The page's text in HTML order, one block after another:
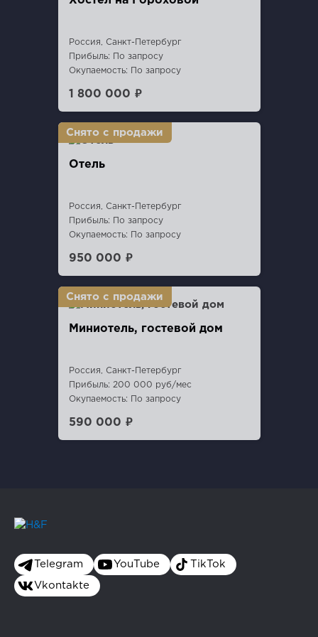
Россия, Санкт-Петербург
Прибыль: По запросу
Окупаемость: По запросу
1 800 000 ₽
Отель
Россия, Санкт-Петербург
Прибыль: По запросу
Окупаемость: По запросу
950 000 ₽
Миниотель, гостевой дом
Россия, Санкт-Петербург
Прибыль: 200 000 руб/мес
Окупаемость: По запросу
590 000 ₽
Telegram YouTube TikTok
Vkontakte